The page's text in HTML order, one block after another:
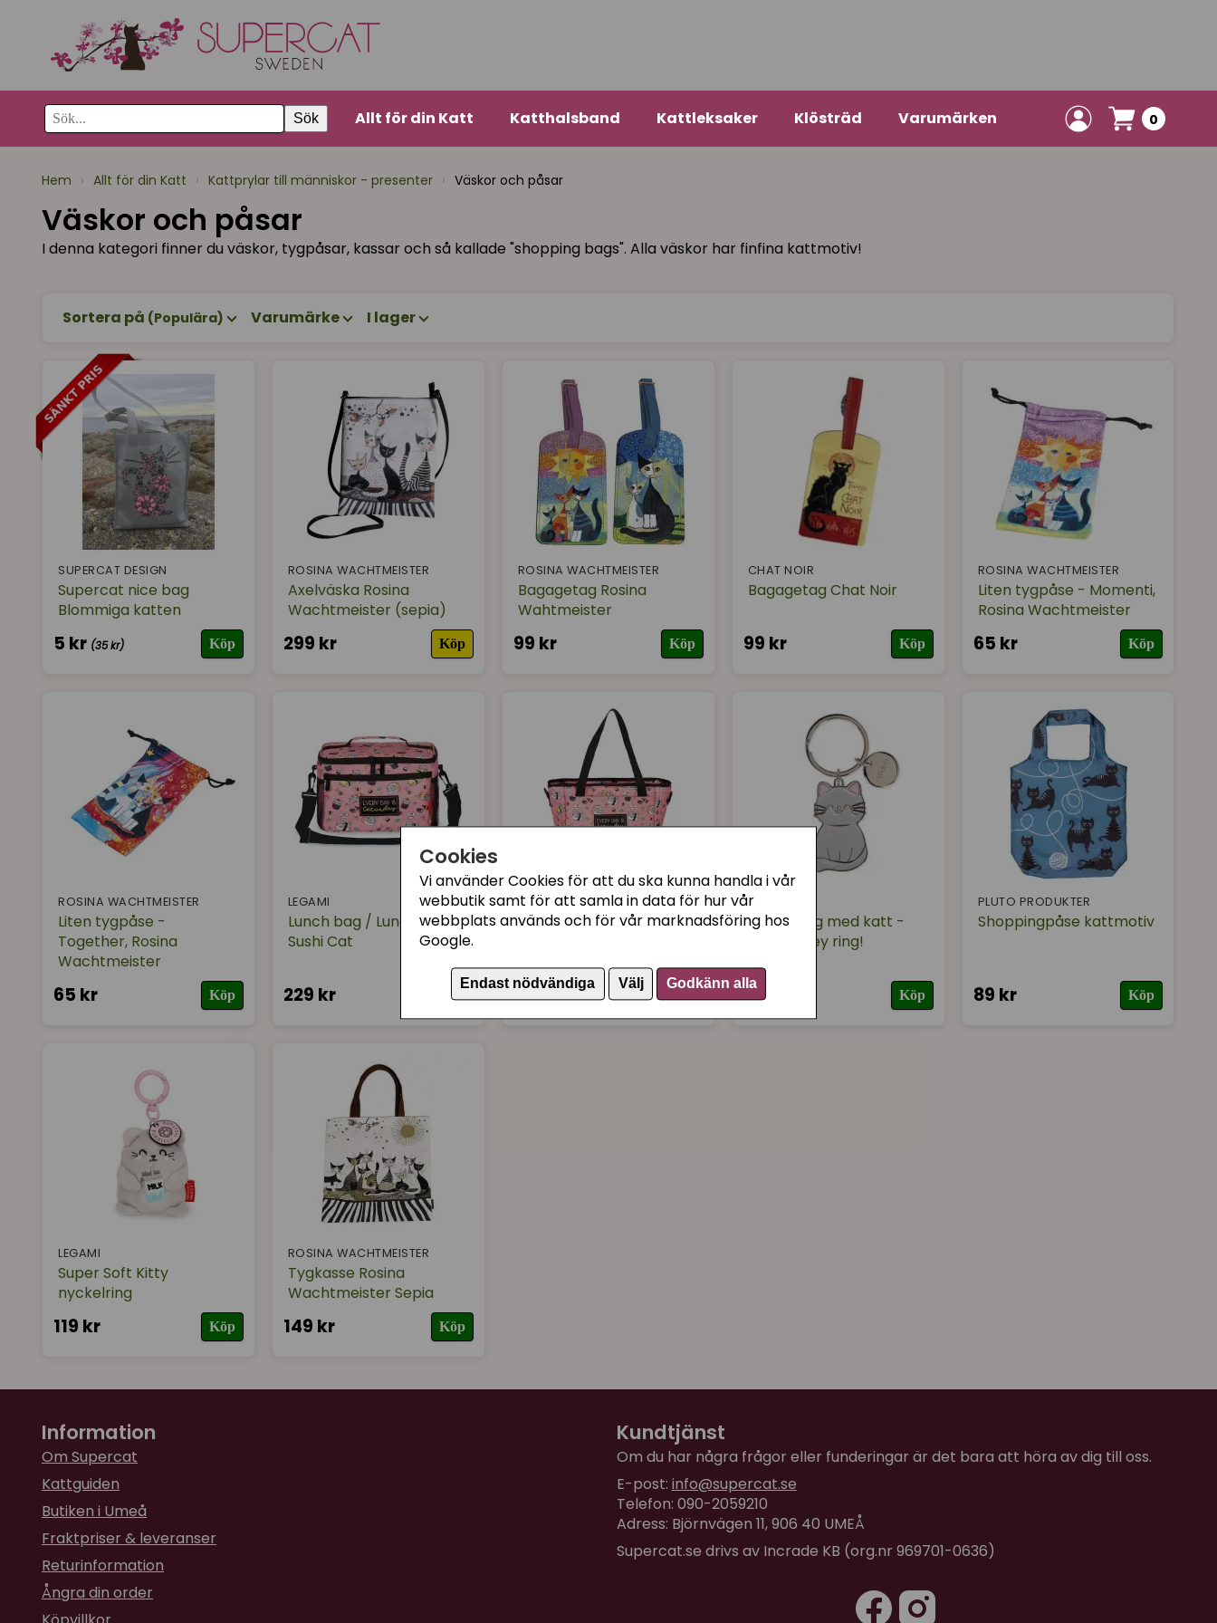
Cookies
Vi använder Cookies för att du ska kunna handla i vår
webbutik samt för att samla in data för hur vår
webbplats används och för vår marknadsföring hos
Google.
Endast nödvändiga Välj Godkänn alla
Sök Allt för din Katt Katthalsband Kattleksaker Klösträd Varumärken 0
Hem › Allt för din Katt › Kattprylar till människor - presenter › Väskor och påsar
Väskor och påsar
I denna kategori finner du väskor, tygpåsar, kassar och så kallade "shopping bags". Alla väskor har finfina kattmotiv!
Sortera på (Populära) Varumärke I lager
SUPERCAT DESIGN
Supercat nice bag
Blommiga katten
5 kr (35 kr) Köp
ROSINA WACHTMEISTER
Axelväska Rosina
Wachtmeister (sepia)
299 kr Köp
ROSINA WACHTMEISTER
Bagagetag Rosina
Wahtmeister
99 kr Köp
CHAT NOIR
Bagagetag Chat Noir
99 kr Köp
ROSINA WACHTMEISTER
Liten tygpåse - Momenti,
Rosina Wachtmeister
65 kr Köp
ROSINA WACHTMEISTER
Liten tygpåse -
Together, Rosina
Wachtmeister
65 kr Köp
LEGAMI
Lunch bag / Lunchväska,
Sushi Cat
229 kr Köp
LEGAMI
Lunchväska för matlåda
289 kr
LEGAMI
Nyckelring med katt -
What a key ring!
95 kr Köp
PLUTO PRODUKTER
Shoppingpåse kattmotiv
89 kr Köp
LEGAMI
Super Soft Kitty
nyckelring
119 kr Köp
ROSINA WACHTMEISTER
Tygkasse Rosina
Wachtmeister Sepia
149 kr Köp
Information
Om Supercat
Kattguiden
Butiken i Umeå
Fraktpriser & leveranser
Returinformation
Ångra din order
Kundtjänst
Om du har några frågor eller funderingar är det bara att höra av dig till oss.
E-post: info@supercat.se
Telefon: 090-2059210
Adress: Björnvägen 11, 906 40 UMEÅ
Supercat.se drivs av Incrade KB (org.nr 969701-0636)